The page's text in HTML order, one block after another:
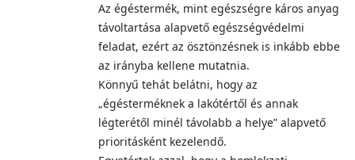
Az égéstermék, mint egészségre káros anyag
távoltartása alapvető egészségvédelmi
feladat, ezért az ösztönzésnek is inkább ebbe
az irányba kellene mutatnia.
Könnyű tehát belátni, hogy az
„égésterméknek a lakótértől és annak
légterétől minél távolabb a helye” alapvető
prioritásként kezelendő.